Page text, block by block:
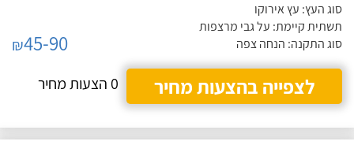
סוג העץ: עץ אירוקו
תשתית קיימת: על גבי מרצפות
סוג התקנה: הנחה צפה
₪45-90
לצפייה בהצעות מחיר
0 הצעות מחיר